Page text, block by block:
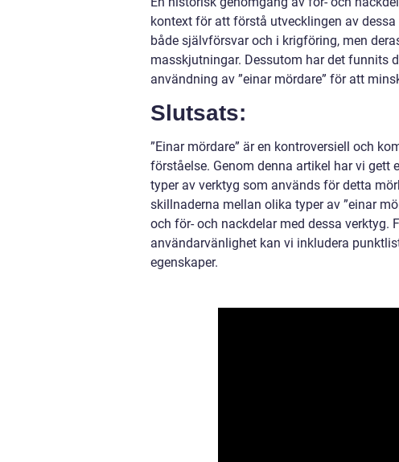
kontext för att förstå utvecklingen av
både självförsvar och i krigföring, men
masskjutningar. Dessutom har det funnits
användning av ”einar mördare” för att
Slutsats:
”Einar mördare” är en kontroversiell och
förståelse. Genom denna artikel har vi gett
typer av verktyg som används för detta
skillnaderna mellan olika typer av ”einar
och för- och nackdelar med dessa verktyg.
användarvänlighet kan vi inkludera
egenskaper.